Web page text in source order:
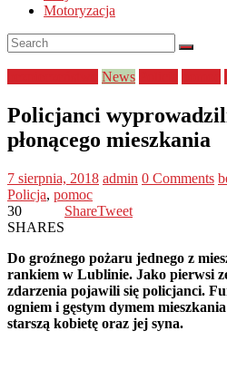
Motoryzacja
News
Policjanci
płonącego mieszkania
7 sierpnia, 2018 admin 0 Comments
Policja, pomoc
30
SHARES
ShareTweet
Do groźnego pożaru jednego z
rankiem w Lublinie. Jako pierwsi
zdarzenia pojawili się policjanci.
ogniem i gęstym dymem
starszą kobietę oraz jej syna.